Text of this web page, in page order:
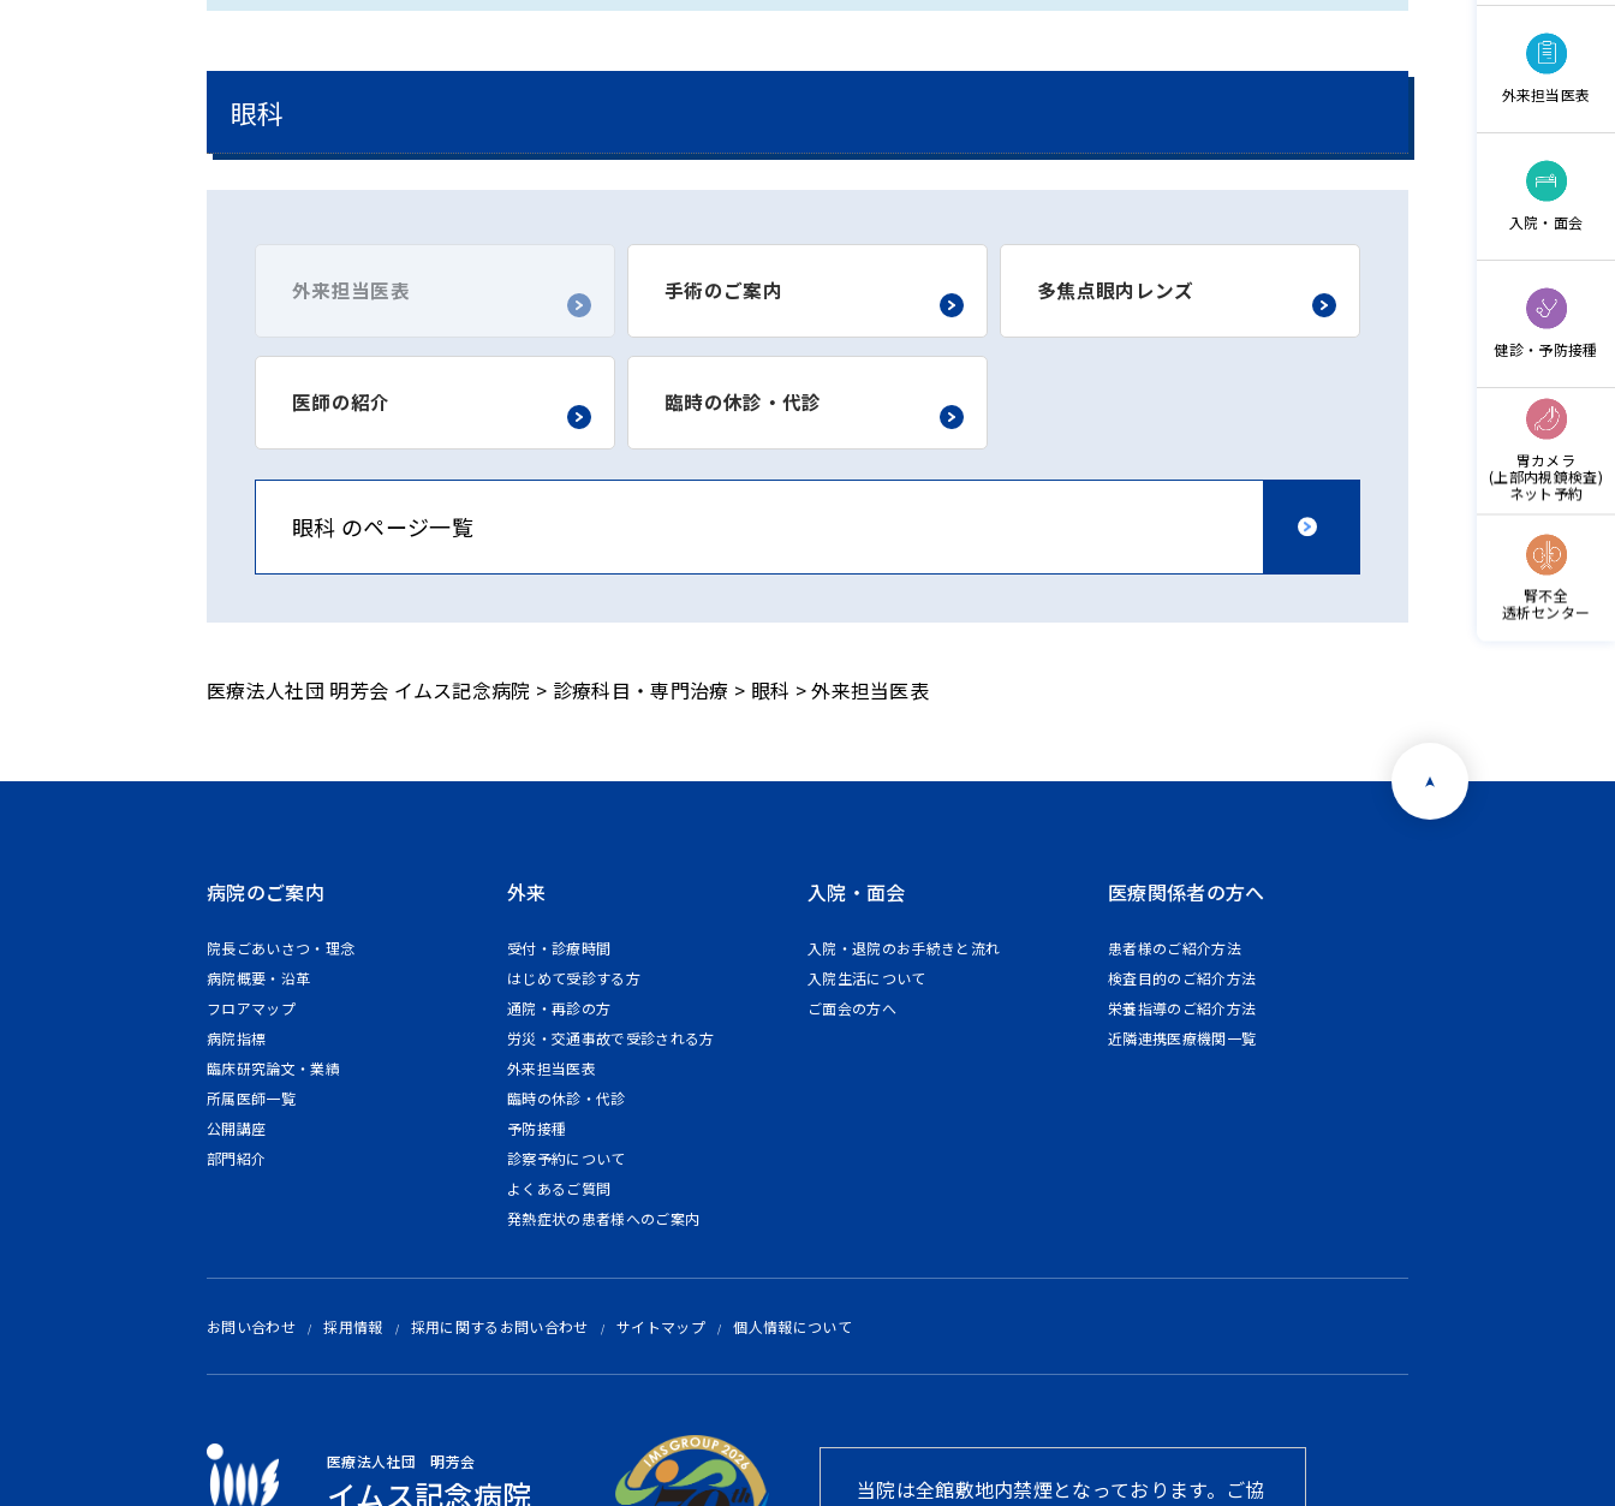
外来担当医表
入院・面会
健診・予防接種
胃カメラ
(上部内視鏡検査)
ネット予約
腎不全
透析センター
眼科
外来担当医表 手術のご案内 多焦点眼内レンズ
医師の紹介 臨時の休診・代診
眼科 のページ一覧
医療法人社団 明芳会 イムス記念病院 > 診療科目・専門治療 > 眼科 >外来担当医表
病院のご案内
院長ごあいさつ・理念
病院概要・沿革
フロアマップ
病院指標
臨床研究論文・業績
所属医師一覧
公開講座
部門紹介
外来
受付・診療時間
はじめて受診する方
通院・再診の方
労災・交通事故で受診される方
外来担当医表
臨時の休診・代診
予防接種
診察予約について
よくあるご質問
発熱症状の患者様へのご案内
入院・面会
入院・退院のお手続きと流れ
入院生活について
ご面会の方へ
医療関係者の方へ
患者様のご紹介方法
検査目的のご紹介方法
栄養指導のご紹介方法
近隣連携医療機関一覧
お問い合わせ 採用情報 採用に関するお問い合わせ サイトマップ 個人情報について
医療法人社団 明芳会
イムス記念病院 当院は全館敷地内禁煙となっております。ご協